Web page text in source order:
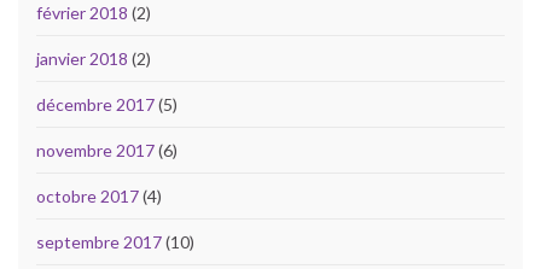
février 2018 (2)
janvier 2018 (2)
décembre 2017(5)
novembre 2017(6)
octobre 2017(4)
septembre 2017(10)